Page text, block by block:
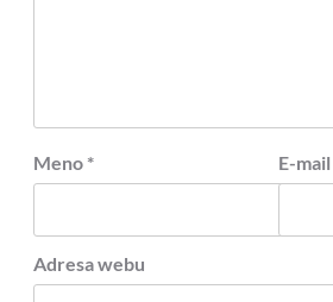
Meno * E-mail
Adresa webu